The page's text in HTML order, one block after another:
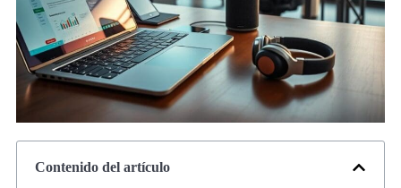
Contenido del artículo